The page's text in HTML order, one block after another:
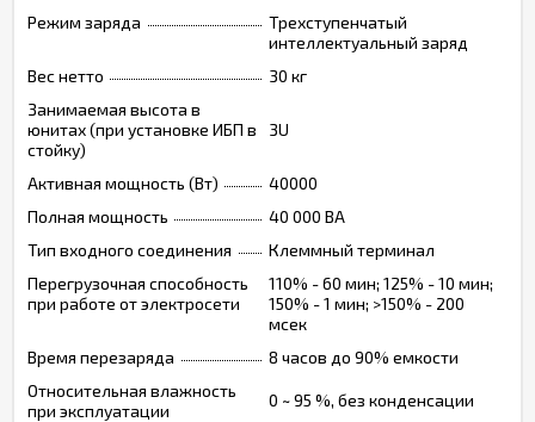
Режим заряда
Трехступенчатый
интеллектуальный заряд
Вес нетто
30 кг
Занимаемая высота в
юнитах (при установке ИБП в
стойку)
3U
Активная мощность (Вт)
40000
Полная мощность
40 000 ВА
Тип входного соединения
Клеммный терминал
Перегрузочная способность
при работе от электросети
110% - 60 мин; 125% - 10 мин;
150% - 1 мин; >150% - 200
мсек
Время перезаряда
8 часов до 90% емкости
Относительная влажность
при эксплуатации
0 ~ 95 %, без конденсации